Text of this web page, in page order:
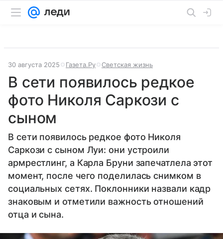
30 августа 2025 Газета.Ру Светская жизнь
В сети появилось редкое
фото Николя Саркози с
сыном
В сети появилось редкое фото Николя
Саркози с сыном Луи: они устроили
армрестлинг, а Карла Бруни запечатлела этот
момент, после чего поделилась снимком в
социальных сетях. Поклонники назвали кадр
знаковым и отметили важность отношений
отца и сына.